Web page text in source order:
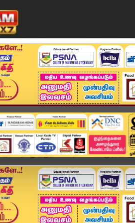
அண்மை தமிழ்நாடு சினிமா
இன்றைக்கு இதுதான்.. தோல்வியில் முடிந்த